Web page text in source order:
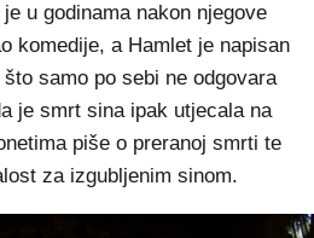
u godinama nakon njegove
komedije, a Hamlet je napisan
samo po sebi ne odgovara
je smrt sina ipak utjecala na
piše o preranoj smrti te
za izgubljenim sinom.